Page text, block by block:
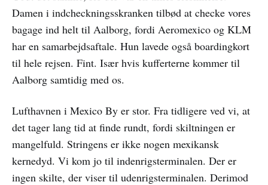
Damen i indcheckningsskranken tilbød at checke vores
bagage ind helt til Aalborg, fordi Aeromexico og KLM
har en samarbejdsaftale. Hun lavede også boardingkort
til hele rejsen. Fint. Især hvis kufferterne kommer til
Aalborg samtidig med os.
Lufthavnen i Mexico By er stor. Fra tidligere ved vi, at
det tager lang tid at finde rundt, fordi skiltningen er
mangelfuld. Stringens er ikke nogen mexikansk
kernedyd. Vi kom jo til indenrigsterminalen. Der er
ingen skilte, der viser til udenrigsterminalen. Derimod